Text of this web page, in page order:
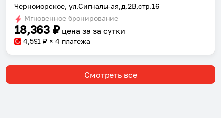
Черноморское, ул.Сигнальная,д.2В,стр.16
Мгновенное бронирование
18,363 ₽ цена за за сутки
4,591 ₽ × 4 платежа
Смотреть все